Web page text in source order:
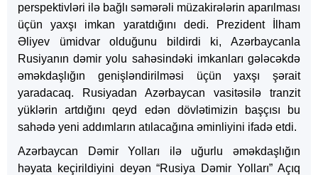
perspektivləri ilə bağlı səmərəli müzakirələrin aparılması
üçün yaxşı imkan yaratdığını dedi. Prezident İlham
Əliyev ümidvar olduğunu bildirdi ki, Azərbaycanla
Rusiyanın dəmir yolu sahəsindəki imkanları gələcəkdə
əməkdaşlığın genişləndirilməsi üçün yaxşı şərait
yaradacaq. Rusiyadan Azərbaycan vasitəsilə tranzit
yüklərin artdığını qeyd edən dövlətimizin başçısı bu
sahədə yeni addımların atılacağına əminliyini ifadə etdi.
Azərbaycan Dəmir Yolları ilə uğurlu əməkdaşlığın
həyata keçirildiyini deyən “Rusiya Dəmir Yolları” Açıq